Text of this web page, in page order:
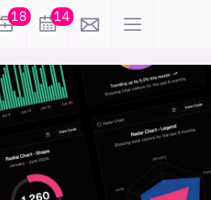
18 14
KI
meninger
sikkerhet
kontor